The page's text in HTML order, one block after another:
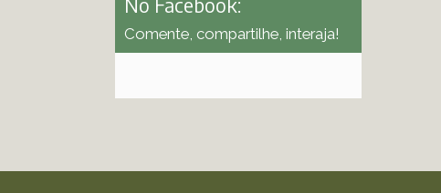
No Facebook:
Comente, compartilhe, interaja!